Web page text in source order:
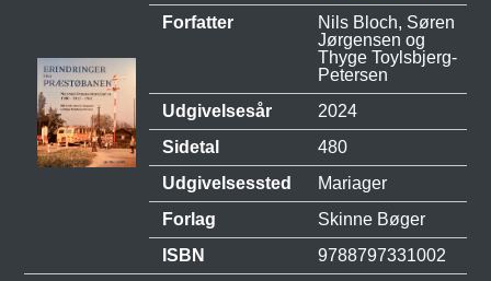
Forfatter
Nils Bloch, Søren
Jørgensen og
Thyge Toylsbjerg-
Petersen
Udgivelsesår
2024
Sidetal
480
Udgivelsessted
Mariager
Forlag
Skinne Bøger
ISBN
9788797331002